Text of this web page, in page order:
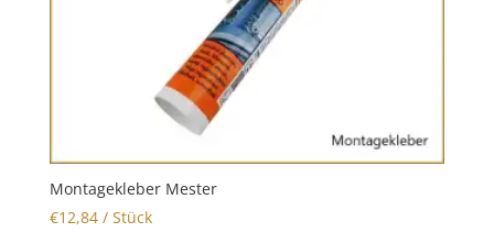
Montagekleber Mester
€12,84/ Stück